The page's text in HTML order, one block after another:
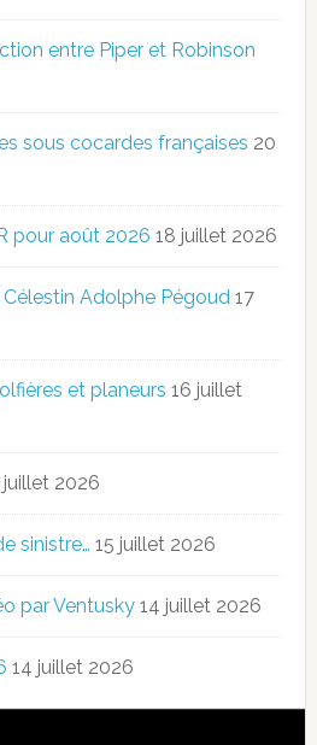
entre Piper et Robinson
sous cocardes françaises 20
pour août 2026 18 juillet 2026
Adolphe Pégoud 17
et planeurs 16 juillet
juillet 2026
sinistre… 15 juillet 2026
par Ventusky 14 juillet 2026
14 juillet 2026